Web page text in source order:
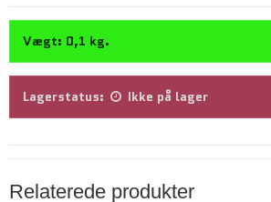
Vægt: 0,1 kg.
Lagerstatus: Ikke på lager
Relaterede produkter